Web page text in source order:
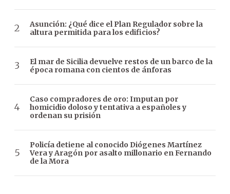
Asunción: ¿Qué dice el Plan Regulador sobre la
altura permitida para los edificios?
El mar de Sicilia devuelve restos de un barco de la
época romana con cientos de ánforas
Caso compradores de oro: Imputan por
homicidio doloso y tentativa a españoles y
ordenan su prisión
Policía detiene al conocido Diógenes Martínez
Vera y Aragón por asalto millonario en Fernando
de la Mora